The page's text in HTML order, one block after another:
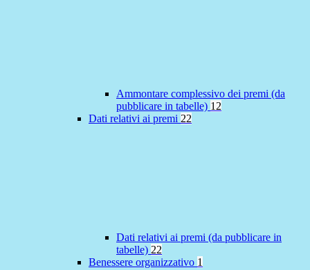
Ammontare complessivo dei premi (da
pubblicare in tabelle) 12
Dati relativi ai premi 22
Dati relativi ai premi (da pubblicare in
tabelle) 22
Benessere organizzativo 1